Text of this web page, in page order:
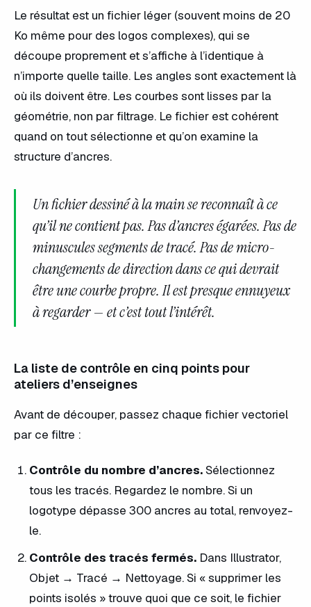
Le résultat est un fichier léger (souvent moins de 20
Ko même pour des logos complexes), qui se
découpe proprement et s’affiche à l’identique à
n’importe quelle taille. Les angles sont exactement là
où ils doivent être. Les courbes sont lisses par la
géométrie, non par filtrage. Le fichier est cohérent
quand on tout sélectionne et qu’on examine la
structure d’ancres.
Un fichier dessiné à la main se reconnaît à ce
qu’il ne contientpas. Pas d’ancres égarées. Pas de
minuscules segments de tracé. Pas de micro-
changements de direction dans ce qui devrait
être une courbe propre. Il est presque ennuyeux
à regarder — et c’est tout l’intérêt.
La liste de contrôle en cinq points pour
ateliers d’enseignes
Avant de découper, passez chaque fichier vectoriel
par ce filtre :
Contrôle du nombre d’ancres.Sélectionnez
tous les tracés. Regardez le nombre. Si un
logotype dépasse 300 ancres au total, renvoyez-
le.
Contrôle des tracés fermés. Dans Illustrator,
Objet → Tracé → Nettoyage. Si « supprimer les
points isolés » trouve quoi que ce soit, le fichier